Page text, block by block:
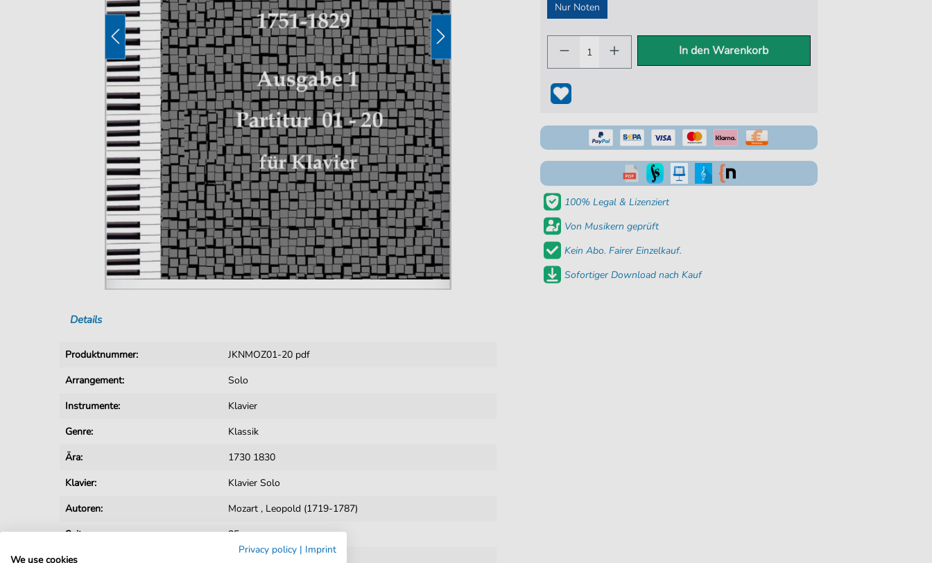
Details
Produktnummer:
JKNMOZ01-20 pdf
Arrangement:
Solo
Instrumente:
Klavier
Genre:
Klassik
Ära:
1730 1830
Klavier:
Klavier Solo
Autoren:
Mozart , Leopold (1719-1787)
Seiten:
25
Spieldauer:
Nur Noten
In den Warenkorb
100% Legal & Lizenziert
Von Musikern geprüft
Kein Abo. Fairer Einzelkauf.
Sofortiger Download nach Kauf
Privacy policy | Imprint
We use cookies